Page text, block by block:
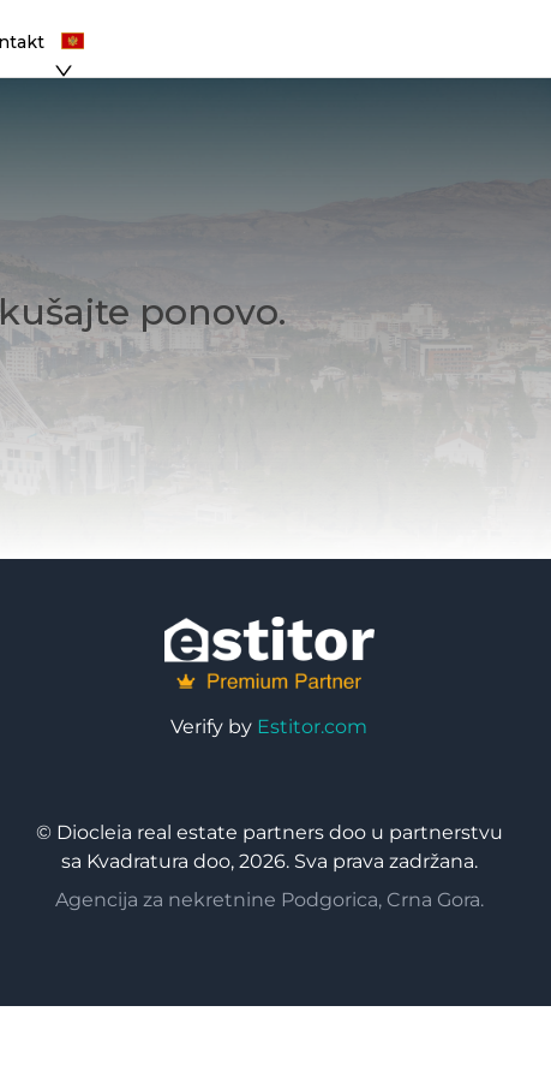
ponovo.
Verify by Estitor.com
© Diocleia real estate partners doo u partnerstvu
sa Kvadratura doo, 2026. Sva prava zadržana.
Agencija za nekretnine Podgorica, Crna Gora.